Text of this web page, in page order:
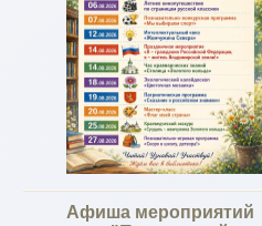
Афиша мероприятий